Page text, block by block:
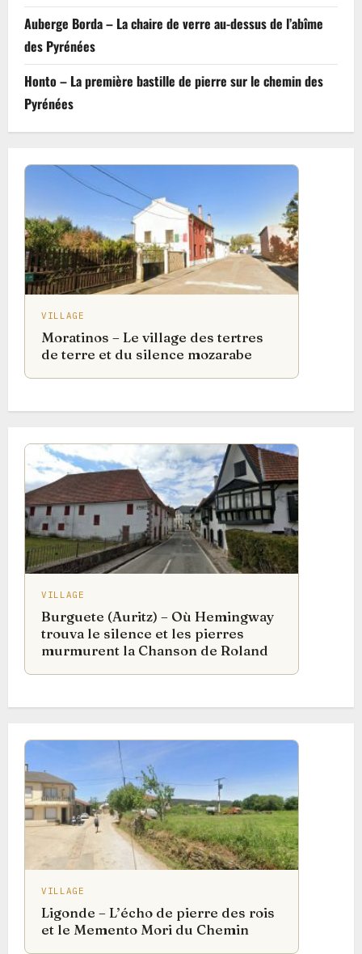
Auberge Borda – La chaire de verre au-dessus de l’abîme
des Pyrénées
Honto – La première bastille de pierre sur le chemin des
Pyrénées
VILLAGE
Moratinos – Le village des tertres
de terre et du silence mozarabe
VILLAGE
Burguete (Auritz) – Où Hemingway
trouva le silence et les pierres
murmurent la Chanson de Roland
VILLAGE
Ligonde – L’écho de pierre des rois
et le Memento Mori du Chemin